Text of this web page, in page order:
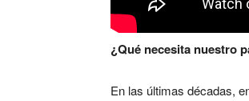
¿Qué necesita nuestro
En las últimas décadas,